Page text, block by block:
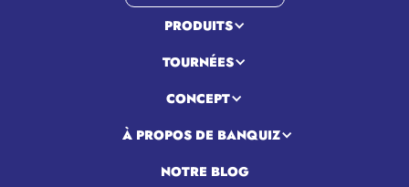
PRODUITS
TOURNÉES
CONCEPT
À PROPOS DE BANQUIZ
NOTRE BLOG